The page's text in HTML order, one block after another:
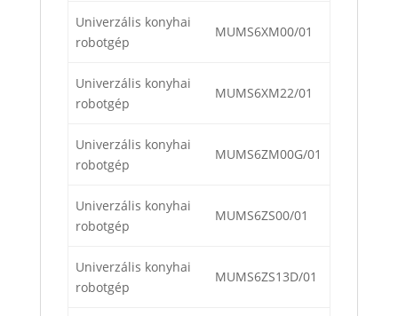
Univerzális konyhai
robotgép
MUMS6XM00/01
Univerzális konyhai
robotgép
MUMS6XM22/01
Univerzális konyhai
robotgép
MUMS6ZM00G/01
Univerzális konyhai
robotgép
MUMS6ZS00/01
Univerzális konyhai
robotgép
MUMS6ZS13D/01